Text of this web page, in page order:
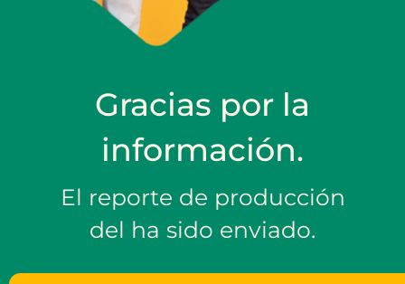
Gracias por la
información.
El reporte de producción
del ha sido enviado.